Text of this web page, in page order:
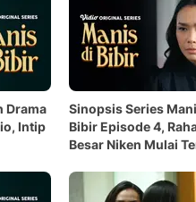
Drama
Intip
Sinopsis Series
Bibir Episode 4,
Besar Niken Mulai